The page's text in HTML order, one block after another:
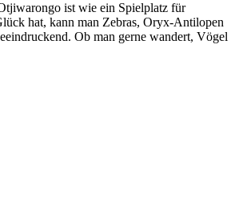
ist wie ein Spielplatz für
hat, kann man Zebras, Oryx-Antilopen
Ob man gerne wandert, Vögel